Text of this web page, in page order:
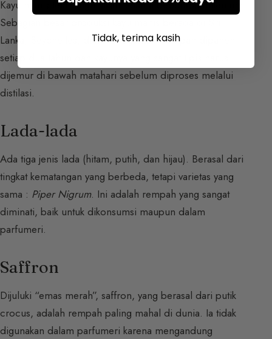
Kayu manis telah digunakan selama beberapa milenium.
Sebagian besar produksi kayu manis berada di Sri
Lanka, Seychelles, dan Madagaskar. Rempah dipanen
setiap dua tahun dan kayunya yang sangat tipis harus
dijemur di bawah matahari sebelum diproses melalui
distilasi.
Lada-lada
Ada tiga jenis lada (hitam, putih, dan hijau). Berasal dari
tingkat kematangan yang berbeda, tetapi varietas yang
sama : Piper Nigrum. Ini adalah rempah yang sangat
diminati, baik untuk dikonsumsi maupun dalam
parfumeri.
Saffron
Dijuluki “emas merah”, saffron, yang berasal dari putik
crocus, adalah rempah paling mahal di dunia. Ia tidak
digunakan dalam parfumeri karena mengandung
Tidak, terima kasih